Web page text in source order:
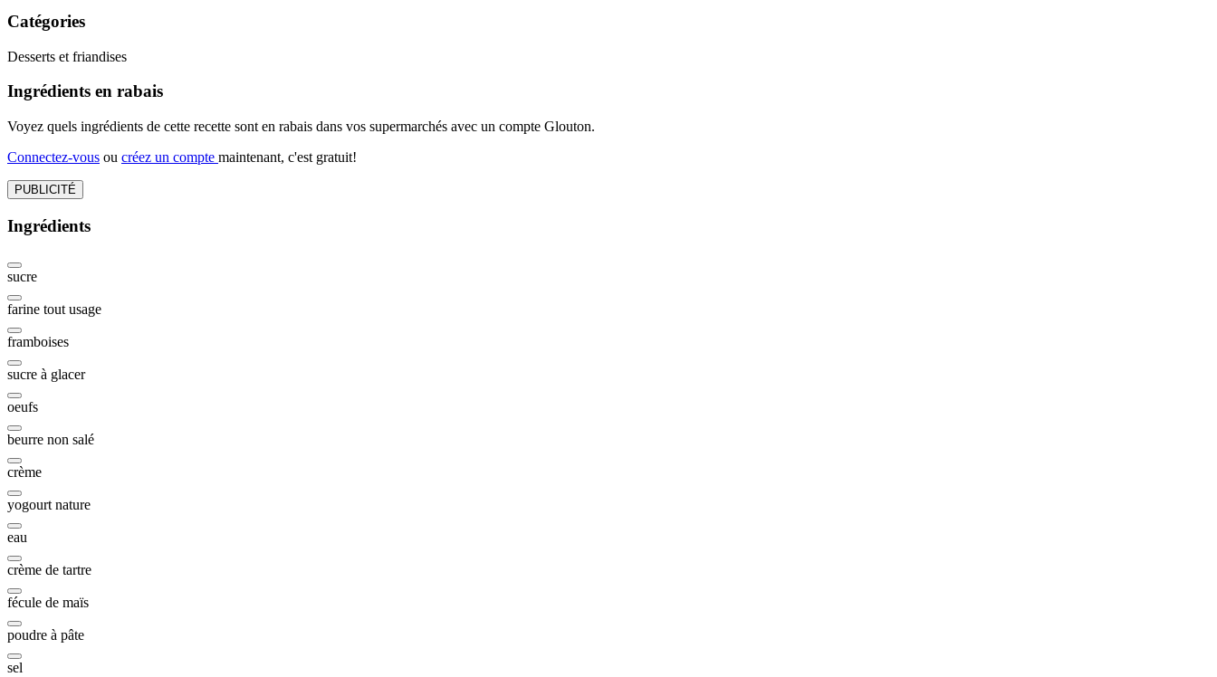
Catégories
Desserts et friandises
Ingrédients en rabais
Voyez quels ingrédients de cette recette sont en rabais dans vos supermarchés avec un compte Glouton.
Connectez-vous ou créez un compte maintenant, c'est gratuit!
PUBLICITÉ
Ingrédients
sucre
farine tout usage
framboises
sucre à glacer
oeufs
beurre non salé
crème
yogourt nature
eau
crème de tartre
fécule de maïs
poudre à pâte
sel